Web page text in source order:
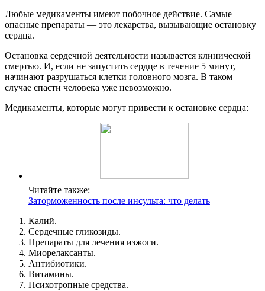
Любые медикаменты имеют побочное действие. Самые
опасные препараты — это лекарства, вызывающие остановку
сердца.
Остановка сердечной деятельности называется клинической
смертью. И, если не запустить сердце в течение 5 минут,
начинают разрушаться клетки головного мозга. В таком
случае спасти человека уже невозможно.
Медикаменты, которые могут привести к остановке сердца:
Читайте также:
Заторможенность после инсульта: что делать
Калий.
Сердечные гликозиды.
Препараты для лечения изжоги.
Миорелаксанты.
Антибиотики.
Витамины.
Психотропные средства.